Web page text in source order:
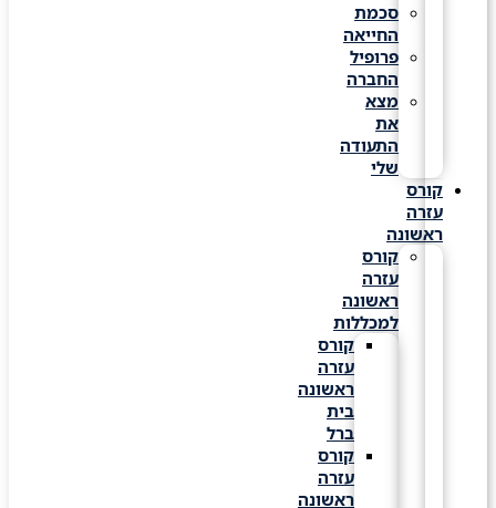
סכמת
החייאה
פרופיל
החברה
מצא
התעודה
קורס
עזרה
ראשונה
קורס
עזרה
ראשונה
למכללות
קורס
עזרה
ראשונה
קורס
עזרה
ראשונה